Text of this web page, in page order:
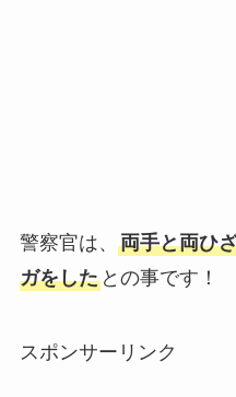
警察官は、 両手と両ひ
ガをしたとの事です！
スポンサーリンク